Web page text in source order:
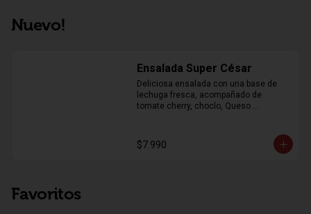
Nuevo!
Ensalada Super César
Deliciosa ensalada con una base de
lechuga fresca, acompañado de
tomate cherry, choclo, Queso
aderezo de la casa y limón
$7.990
Favoritos